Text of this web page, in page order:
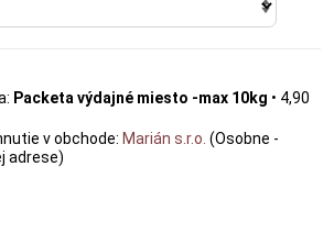
Packeta výdajné miesto -max 10kg • 4,90
Marián s.r.o. (Osobne -
adrese)